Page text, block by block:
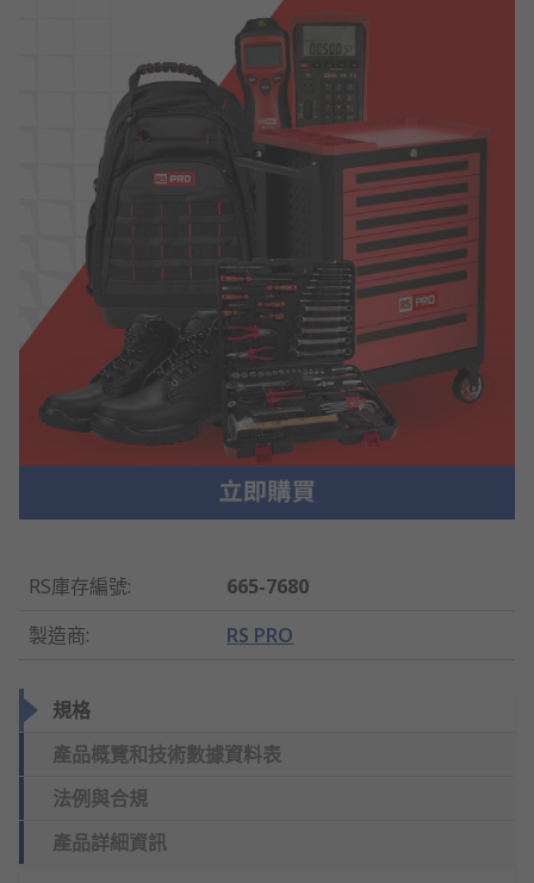
RS庫存編號:
665-7680
製造商: RS PRO
規格
產品概覽和技術數據資料表
法例與合規
產品詳細資訊